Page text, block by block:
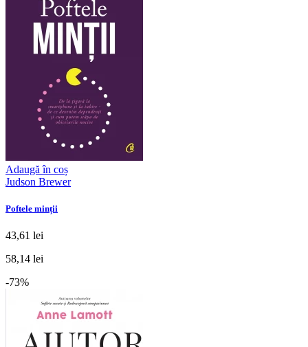
Adaugă în coș
Judson Brewer
Poftele minții
43,61 lei
58,14 lei
-73%